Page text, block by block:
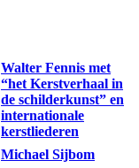
Walter Fennis met
“het Kerstverhaal in
de schilderkunst” en
internationale
kerstliederen
Michael Sijbom